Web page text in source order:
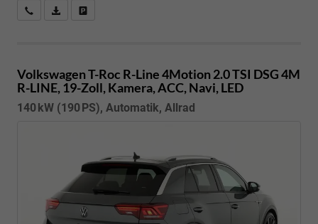
Kostenloser Rückruf-Service
PDF-Datei, Fahrzeugexposé drucken
Volkswagen T-Roc R-Line 4Motion 2.0 TSI DSG 4M
R-LINE, 19-Zoll, Kamera, ACC, Navi, LED
140 kW (190 PS), Automatik, Allrad